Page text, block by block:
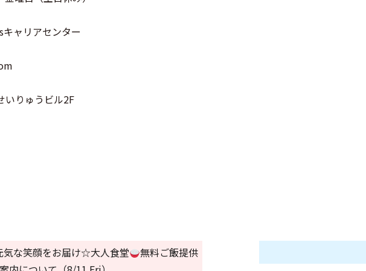
ャリアセンター
いりゅうビル2F
な笑顔をお届け☆大人食堂
無料ご飯提供